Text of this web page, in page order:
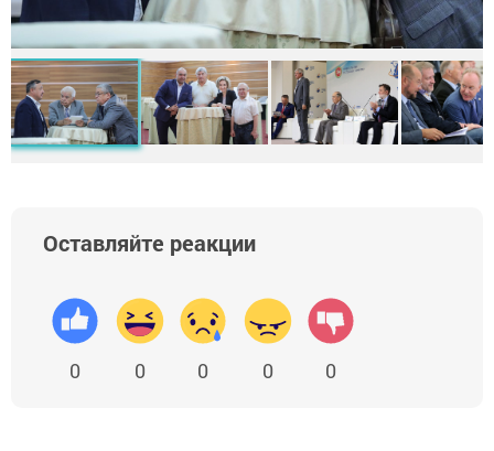
Оставляйте реакции
0 0 0 0 0